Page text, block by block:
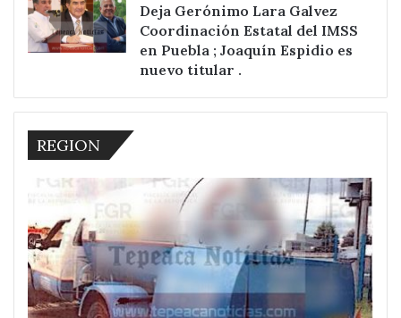
Deja Gerónimo Lara Galvez
Coordinación Estatal del IMSS
en Puebla ; Joaquín Espidio es
nuevo titular .
REGION